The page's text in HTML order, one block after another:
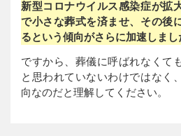
新型コロナウイルス感染症が拡
で小さな葬式を済ませ、その後
るという傾向がさらに加速しまし
ですから、葬儀に呼ばれなくて
と思われていないわけではなく
向なのだと理解してください。